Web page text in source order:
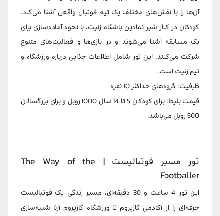
آن‌ها را با نقش‌های مختلف یک تیم فوتبال واقعی آشنا می‌کند.
کودکان در کنار شیر نمادین باشگاه زنیت، با نحوه آماده‌سازی برای
یک مسابقه آشنا می‌شوند و در بازی‌ها و فعالیت‌های متنوع
شرکت می‌کنند. این تور شامل اطلاعات جذابی درباره ورزشگاه و
تیم زنیت است.
ظرفیت: گروه‌های حداکثر 10 نفره
قیمت بلیط: برای کودکان 5 تا 14 سال 1000 روبل و برای بزرگسالان
500 روبل می‌باشد.
تور مسیر فوتبالیست | The Way of the
Footballer
این تور 4 ساعت و 30 دقیقه‌ای، مسیر زندگی یک فوتبالیست
حرفه‌ای را از آکادمی گازپروم تا ورزشگاه گازپروم آرنا شبیه‌سازی